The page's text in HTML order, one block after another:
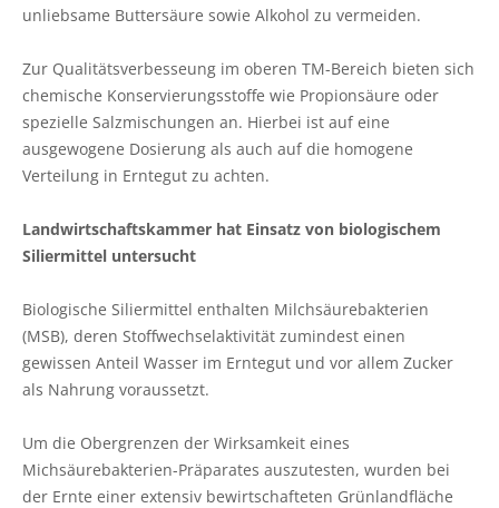
unliebsame Buttersäure sowie Alkohol zu vermeiden.
Zur Qualitätsverbesseung im oberen TM-Bereich bieten sich
chemische Konservierungsstoffe wie Propionsäure oder
spezielle Salzmischungen an. Hierbei ist auf eine
ausgewogene Dosierung als auch auf die homogene
Verteilung in Erntegut zu achten.
Landwirtschaftskammer hat Einsatz von biologischem
Siliermittel untersucht
Biologische Siliermittel enthalten Milchsäurebakterien
(MSB), deren Stoffwechselaktivität zumindest einen
gewissen Anteil Wasser im Erntegut und vor allem Zucker
als Nahrung voraussetzt.
Um die Obergrenzen der Wirksamkeit eines
Michsäurebakterien-Präparates auszutesten, wurden bei
der Ernte einer extensiv bewirtschafteten Grünlandfläche